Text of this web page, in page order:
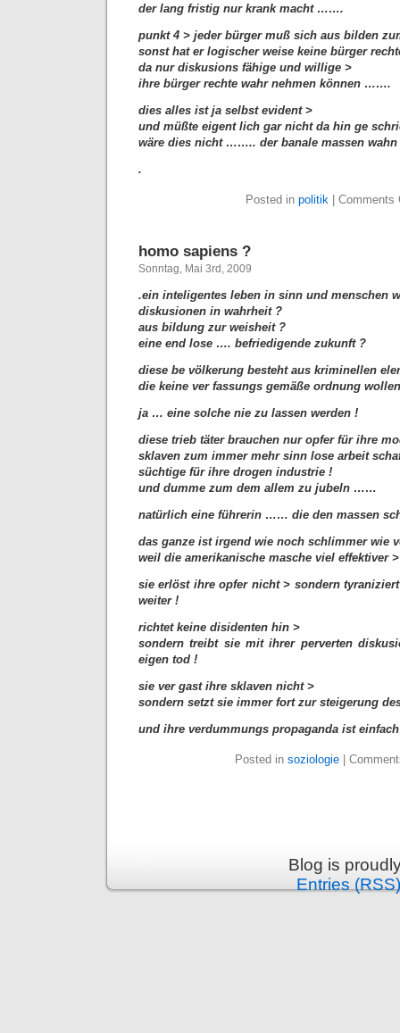
der lang fristig nur krank macht …….
punkt 4 > jeder bürger muß sich aus bilden
sonst hat er logischer weise keine bürger
da nur diskusions fähige und willige >
ihre bürger rechte wahr nehmen können …….
dies alles ist ja selbst evident >
und müßte eigent lich gar nicht da hin ge
wäre dies nicht …….. der banale massen
.
Posted in politik| Comments
homo sapiens ?
Sonntag, Mai 3rd, 2009
.ein inteligentes leben in sinn und menschen
diskusionen in wahrheit ?
aus bildung zur weisheit ?
eine end lose …. befriedigende zukunft ?
diese be völkerung besteht aus kriminellen
die keine ver fassungs gemäße ordnung wollen
ja … eine solche nie zu lassen werden !
diese trieb täter brauchen nur opfer für ihre
sklaven zum immer mehr sinn lose arbeit
süchtige für ihre drogen industrie !
und dumme zum dem allem zu jubeln ……
natürlich eine führerin …… die den massen
das ganze ist irgend wie noch schlimmer wie
weil die amerikanische masche viel effektiver >
sie erlöst ihre opfer nicht > sondern
weiter !
richtet keine disidenten hin >
sondern treibt sie mit ihrer perverten
eigen tod !
sie ver gast ihre sklaven nicht >
sondern setzt sie immer fort zur steigerung
und ihre verdummungs propaganda ist
Posted in soziologie|
Blog is
Entries (RSS)